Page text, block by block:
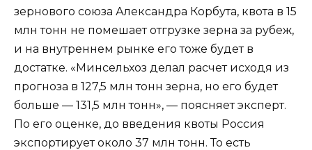
зернового союза Александра Корбута, квота в 15
млн тонн не помешает отгрузке зерна за рубеж,
и на внутреннем рынке его тоже будет в
достатке. «Минсельхоз делал расчет исходя из
прогноза в 127,5 млн тонн зерна, но его будет
больше — 131,5 млн тонн», — поясняет эксперт.
По его оценке, до введения квоты Россия
экспортирует около 37 млн тонн. То есть